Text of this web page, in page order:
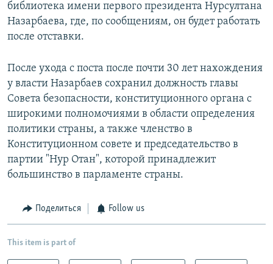
библиотека имени первого президента Нурсултана
Назарбаева, где, по сообщениям, он будет работать
после отставки.
После ухода с поста после почти 30 лет нахождения
у власти Назарбаев сохранил должность главы
Совета безопасности, конституционного органа с
широкими полномочиями в области определения
политики страны, а также членство в
Конституционном совете и председательство в
партии "Нур Отан", которой принадлежит
большинство в парламенте страны.
Поделиться Follow us
This item is part of